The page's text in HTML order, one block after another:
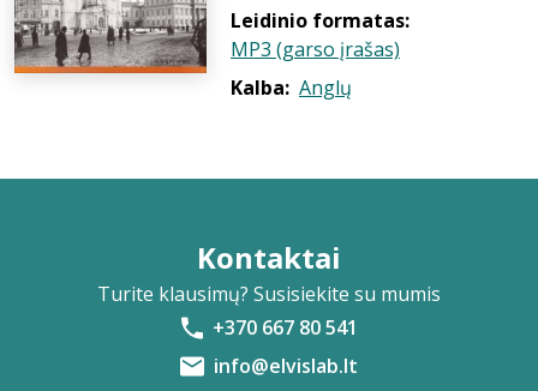
Leidinio formatas:
MP3 (garso įrašas)
Kalba: Anglų
Kontaktai
Turite klausimų? Susisiekite su mumis
+370 667 80 541
info@elvislab.lt